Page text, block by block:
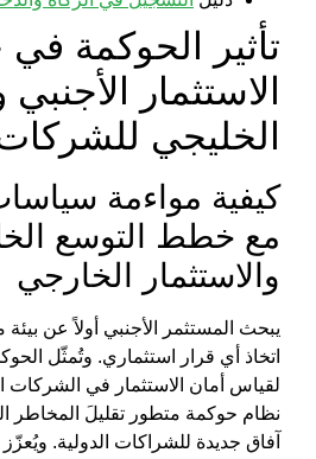
تأثير الحوكمة في
الاستثمار الأجنبي
الخليجي
كيفية مواءمة
مع خطط التوسع
والاستثمار الخارجي
يبحث المستثمر الأجنبي أولاً عن
اتخاذ أي قرار استثماري. وتُمثّل
لقياس أمان الاستثمار في الشركات
نظام حوكمة متطور تقليلَ المخاطر
آفاق جديدة للشراكات الدولية. ويُعزّز